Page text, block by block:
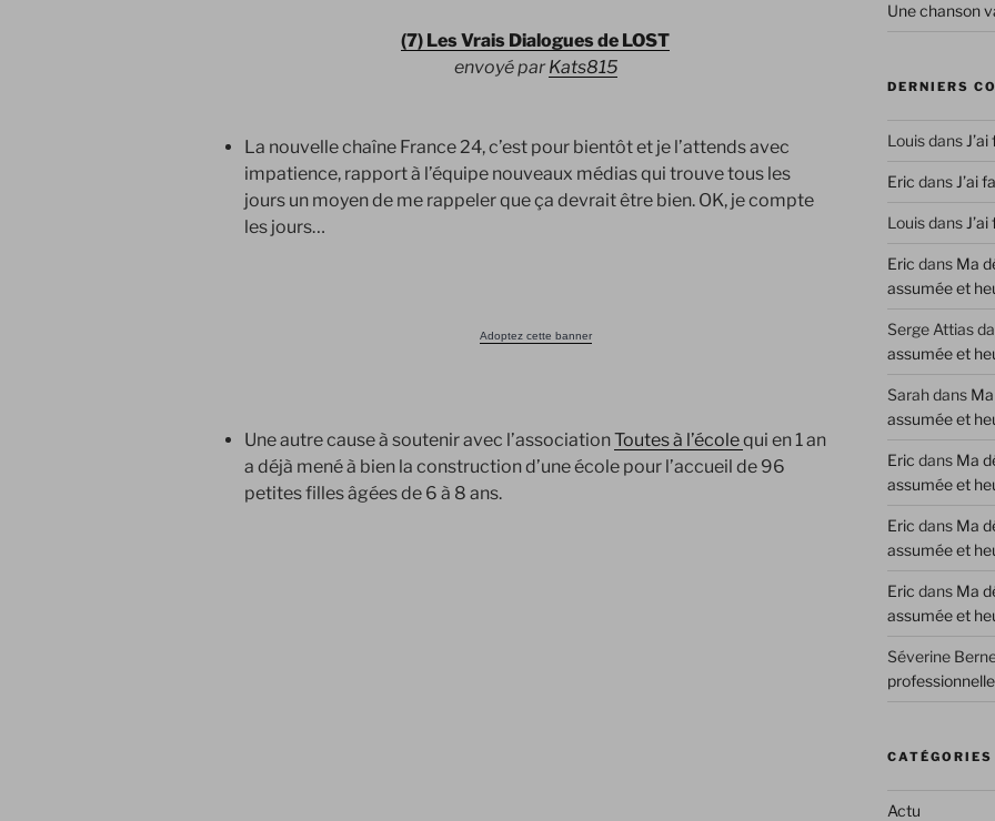
(7) Les Vrais Dialogues de LOST
envoyé par Kats815
La nouvelle chaîne France 24, c’est pour bientôt et je l’attends avec
impatience, rapport à l’équipe nouveaux médias qui trouve tous les
jours un moyen de me rappeler que ça devrait être bien. OK, je compte
les jours…
Adoptez cette banner
Une autre cause à soutenir avec l’associationToutes à l’écolequi en 1 an
a déjà mené à bien la construction d’une école pour l’accueil de 96
petites filles âgées de 6 à 8 ans.
Une chanson
DERNIERS
Louisdans
Eric dans J’ai
Louisdans
Eric dans Ma
assumée et
Serge Attias
assumée et
Sarahdans
assumée et
Eric dans Ma
assumée et
Eric dans Ma
assumée et
Eric dans Ma
assumée et
Séverine
CATÉGORIES
Actu